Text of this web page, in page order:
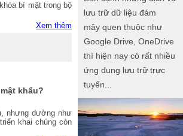
bí mật trong bộ
Xem thêm
khẩu?
nhưng dường như
khai chúng còn
lưu trữ dữ liệu đám
mây quen thuộc như
Google Drive, OneDrive
thì hiện nay có rất nhiều
ứng dụng lưu trữ trực
tuyến...